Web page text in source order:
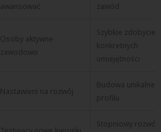
awansować
zawód
Osoby aktywne
zawodowo
Szybkie zdobycie
konkretnych
umiejętności
Nastawieni na rozwój
Budowa
profilu
Stopniowy rozwój